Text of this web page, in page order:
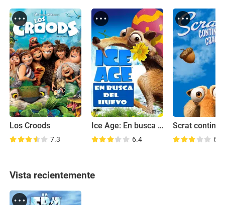
Los Croods
7.3
Ice Age: En busca del huevo
6.4 6.8
Vista recientemente